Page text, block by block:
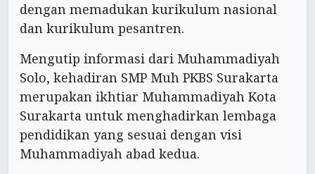
dengan memadukan kurikulum nasional
dan kurikulum pesantren.
Mengutip informasi dari Muhammadiyah
Solo, kehadiran SMP Muh PKBS Surakarta
merupakan ikhtiar Muhammadiyah Kota
Surakarta untuk menghadirkan lembaga
pendidikan yang sesuai dengan visi
Muhammadiyah abad kedua.